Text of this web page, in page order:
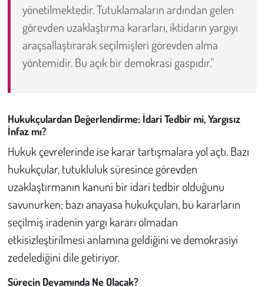
yönetilmektedir. Tutuklamaların ardından gelen
görevden uzaklaştırma kararları, iktidarın yargıyı
araçsallaştırarak seçilmişleri görevden alma
yöntemidir. Bu açık bir demokrasi gaspıdır.”
Hukukçulardan Değerlendirme: İdari Tedbir mi, Yargısız
İnfaz mı?
Hukuk çevrelerinde ise karar tartışmalara yol açtı. Bazı
hukukçular, tutukluluk süresince görevden
uzaklaştırmanın kanuni bir idari tedbir olduğunu
savunurken; bazı anayasa hukukçuları, bu kararların
seçilmiş iradenin yargı kararı olmadan
etkisizleştirilmesi anlamına geldiğini ve demokrasiyi
zedelediğini dile getiriyor.
Sürecin Devamında Ne Olacak?